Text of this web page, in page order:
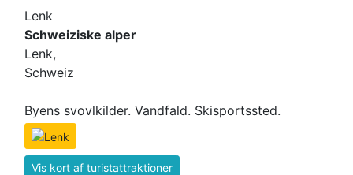
Lenk
Schweiziske alper
Lenk,
Schweiz
Byens svovlkilder. Vandfald. Skisportssted.
Vis kort af turistattraktioner